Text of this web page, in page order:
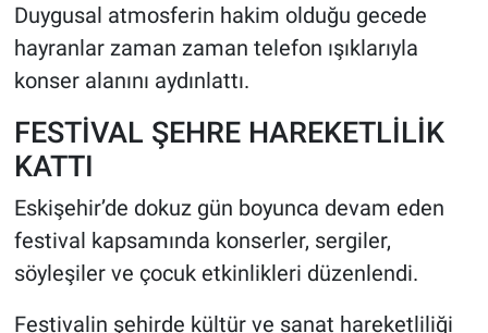
Duygusal atmosferin hakim olduğu gecede
hayranlar zaman zaman telefon ışıklarıyla
konser alanını aydınlattı.
FESTİVAL ŞEHRE HAREKETLİLİK
KATTI
Eskişehir’de dokuz gün boyunca devam eden
festival kapsamında konserler, sergiler,
söyleşiler ve çocuk etkinlikleri düzenlendi.
Festivalin şehirde kültür ve sanat hareketliliği